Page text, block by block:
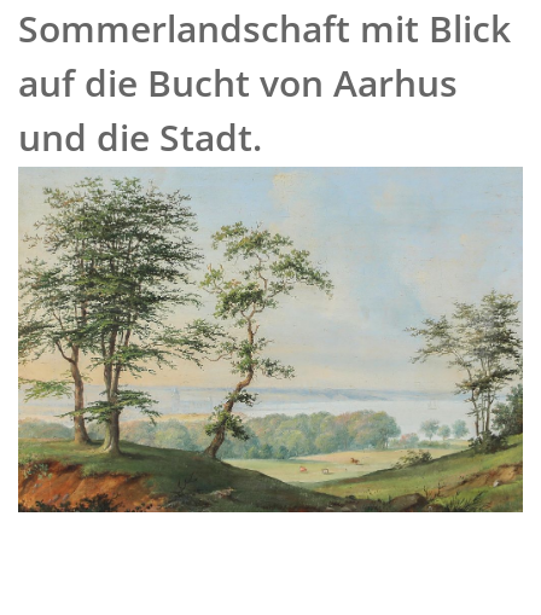
Sommerlandschaft mit Blick
auf die Bucht von Aarhus
und die Stadt.